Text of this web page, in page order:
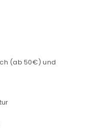
(ab 50€) und